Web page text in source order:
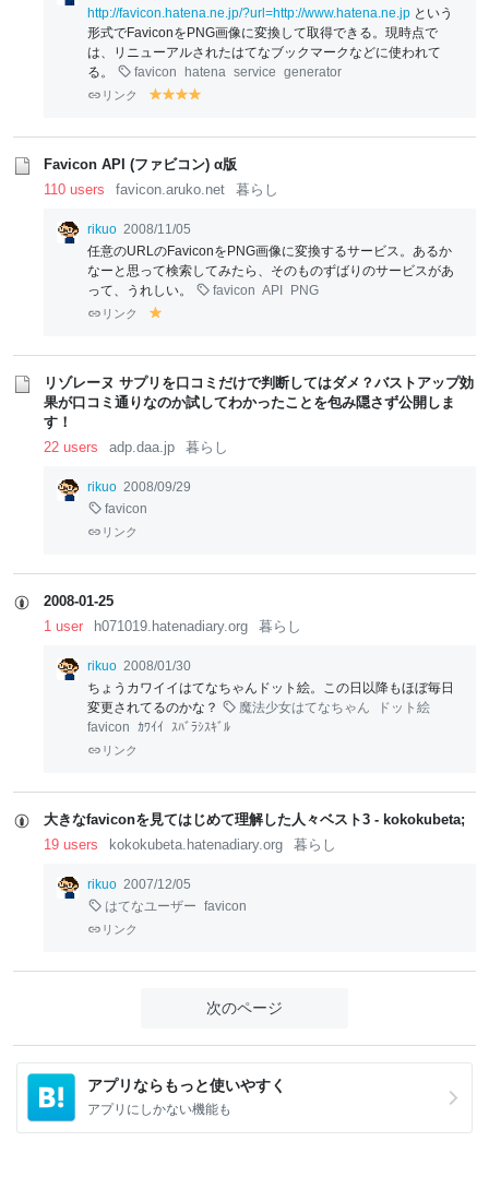
http://favicon.hatena.ne.jp/?url=http://www.hatena.ne.jp という
形式でFaviconをPNG画像に変換して取得できる。現時点で
は、リニューアルされたはてなブックマークなどに使われて
る。
favicon hatena service generator
リンク
y
lo
w
y
lo
w
y
lo
w
lo
w
Favicon API (ファビコン) α版
110 users
favicon.aruko.net 暮らし
rikuo 2008/11/05
任意のURLのFaviconをPNG画像に変換するサービス。あるか
なーと思って検索してみたら、そのものずばりのサービスがあ
って、うれしい。
favicon API PNG
リンク
lo
w
リゾレーヌ サプリを口コミだけで判断してはダメ？バストアップ効
果が口コミ通りなのか試してわかったことを包み隠さず公開しま
す！
22 users
adp.daa.jp 暮らし
rikuo 2008/09/29
favicon
リンク
2008-01-25
1 user
h071019.hatenadiary.org 暮らし
rikuo 2008/01/30
ちょうカワイイはてなちゃんドット絵。この日以降もほぼ毎日
変更されてるのかな？
魔法少女はてなちゃん
ドット絵
favicon ｶﾜｲｲ ｽﾊﾞﾗｼｽｷﾞﾙ
リンク
大きなfaviconを見てはじめて理解した人々ベスト3 - kokokubeta;
19 users
kokokubeta.hatenadiary.org 暮らし
rikuo 2007/12/05
はてなユーザー favicon
リンク
次のページ
アプリならもっと使いやすく
アプリにしかない機能も